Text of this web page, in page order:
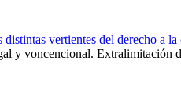
vertientes del derecho a
y voncencional. Extralimitación